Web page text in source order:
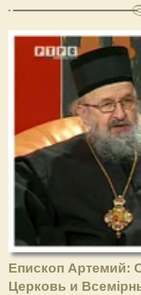
Епископ Артемий:
Церковь и